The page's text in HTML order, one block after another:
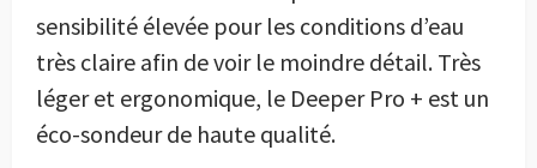
sensibilité élevée pour les conditions d’eau
très claire afin de voir le moindre détail. Très
léger et ergonomique, le Deeper Pro + est un
éco-sondeur de haute qualité.